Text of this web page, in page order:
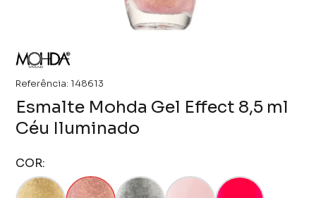
Referência: 148613
Esmalte Mohda Gel Effect 8,5 ml
Céu Iluminado
COR: